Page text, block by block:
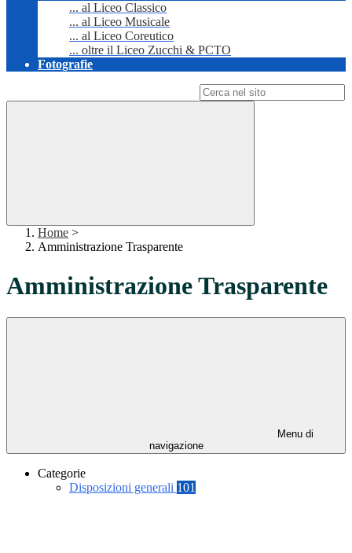
... al Liceo Classico
... al Liceo Musicale
... al Liceo Coreutico
... oltre il Liceo Zucchi & PCTO
Fotografie
Home >
Amministrazione Trasparente
Amministrazione Trasparente
Menu di
navigazione
Categorie
Disposizioni generali 101